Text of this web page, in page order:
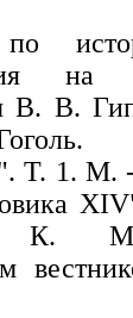
по
на
В. В.
Т. 1. М.